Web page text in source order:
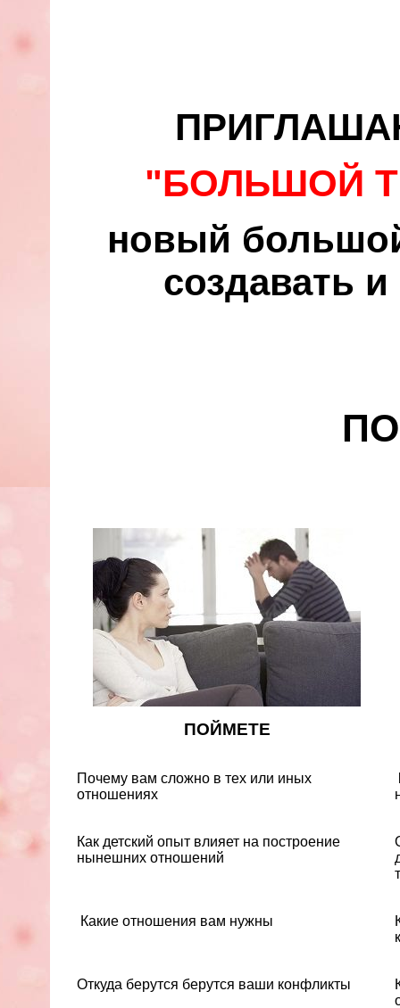
"БОЛЬШОЙ
новый
создавать
ПОЙМЕТЕ
Почему вам сложно в тех или иных
отношениях
Как детский опыт влияет на построение
нынешних отношений
Какие отношения вам нужны
Откуда берутся берутся ваши конфликты